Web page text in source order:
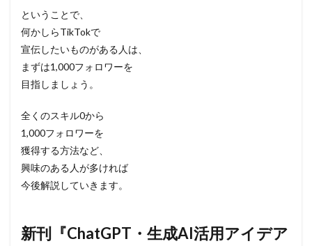
ということで、
何かしらTikTokで
宣伝したいものがある人は、
まずは1,000フォロワーを
目指しましょう。
全くのスキル0から
1,000フォロワーを
獲得する方法など、
興味のある人が多ければ
今後解説していきます。
新刊『ChatGPT・生成AI活用アイデア